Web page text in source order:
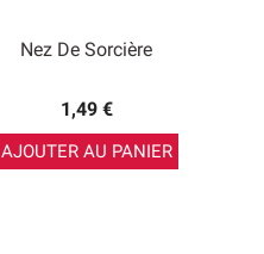
Nez De Sorcière
1,49 €
AJOUTER AU PANIER